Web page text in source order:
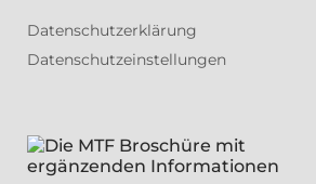
Datenschutzerklärung
Datenschutzeinstellungen